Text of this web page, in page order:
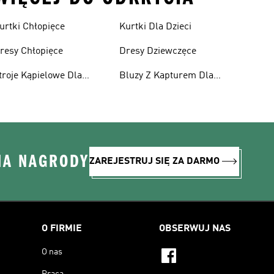
Chłopięce
Chłopięce
Kąpielowe Dla
Kurtki Dla Dzieci
Dresy Dziewczęce
Bluzy Z Kapturem Dla
NAGRODYZAREJESTRUJ SIĘ ZA DARMO
O FIRMIE
O nas
OBSERWUJ NAS